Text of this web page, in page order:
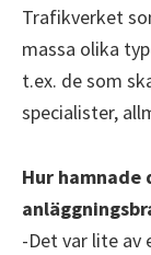
Trafikverket
massa olika
t.ex. de som
specialister,
Hur hamnade
-Det var lite av